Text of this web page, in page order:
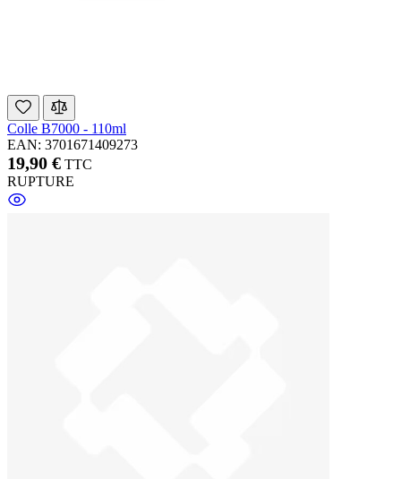
Colle B7000 - 110ml
EAN: 3701671409273
19,90 € TTC
RUPTURE